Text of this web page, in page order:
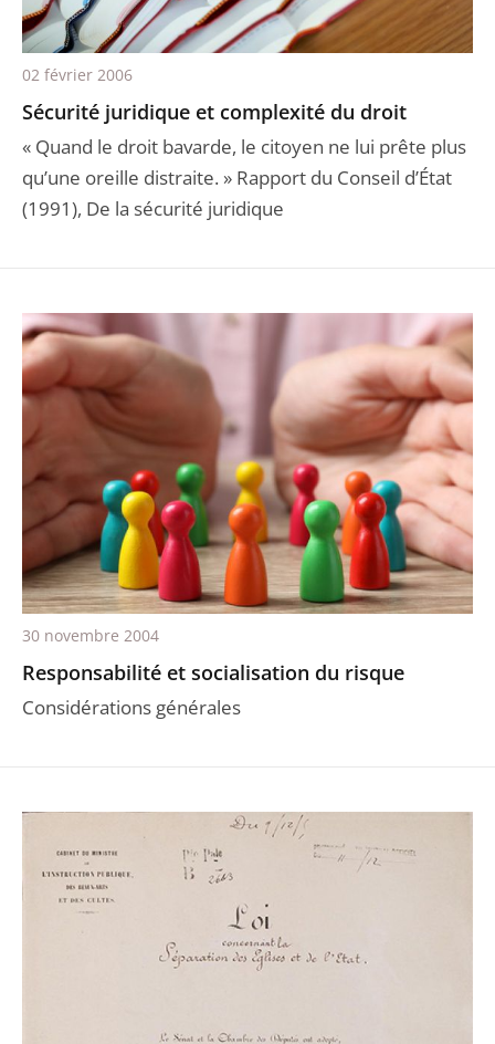
Sécurité juridique et complexité du droit
« Quand le droit bavarde, le citoyen ne lui prête plus
qu’une oreille distraite. » Rapport du Conseil d’État
(1991), De la sécurité juridique
02 février 2006
Responsabilité et socialisation du risque
Considérations générales
30 novembre 2004